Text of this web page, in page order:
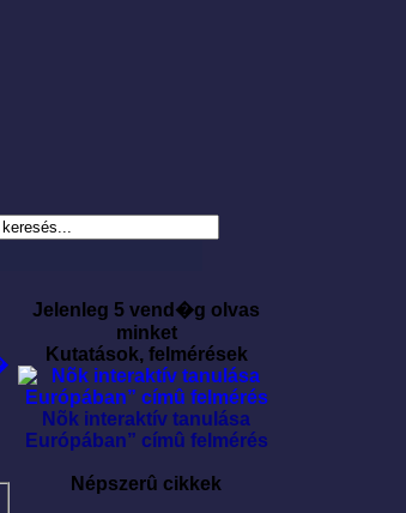
Jelenleg 5 vend�g olvas
minket
Kutatások, felmérések
Nõk interaktív tanulása
Európában” címû felmérés
Népszerû cikkek